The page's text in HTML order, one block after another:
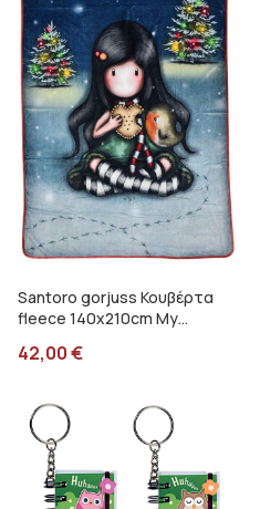
Santoro gorjuss Κουβέρτα
fleece 140x210cm My
42,00€